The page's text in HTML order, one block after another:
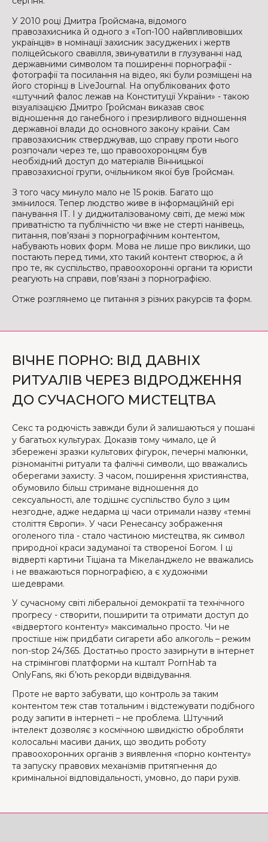
У 2010 році Дмитра Гройсмана, відомого
правозахисника й одного з «Топ-100 найвпливовіших
українців» в номінації захисник засуджених і жертв
поліцейського свавілля, звинуватили в глузуванні над
державними символом та поширенні порнографії -
фотографії та посилання на відео, які були розміщені на
його сторінці в LiveJournal. На опублікованих фото
«штучний фалос лежав на Конституції України» - такою
візуалізацією Дмитро Гройсман виказав своє
відношення до ганебного і презирливого відношення
державної влади до основного закону країни. Сам
правозахисник стверджував, що справу проти нього
розпочали через те, що правоохоронцям був
необхідний доступ до матеріалів Вінницької
правозахисної групи, очільником якої був Гройсман.
З того часу минуло мало не 15 років. Багато що
змінилося. Тепер людство живе в інформаційній ері
панування ІТ. І у диджиталізованому світі, де межі між
приватністю та публічністю чи вже не стерті нанівець,
питання, пов’язані з порнографічним контентом,
набувають нових форм. Мова не лише про виклики, що
постають перед тими, хто такий контент створює, а й
про те, як суспільство, правоохоронні органи та юристи
реагують на справи, пов’язані з порнографією.
Отже розглянемо це питання з різних ракурсів та форм.
ВІЧНЕ ПОРНО: ВІД ДАВНІХ
РИТУАЛІВ ЧЕРЕЗ ВІДРОДЖЕННЯ
ДО СУЧАСНОГО МИСТЕЦТВА
Секс та родючість завжди були й залишаються у пошані
у багатьох культурах. Доказів тому чимало, це й
збережені зразки культових фігурок, печерні малюнки,
різноманітні ритуали та фалічні символи, що вважались
оберегами захисту. З часом, поширення християнства,
обумовило більш стримане відношення до
сексуальності, але тодішнє суспільство було з цим
незгодне, адже недарма ці часи отримали назву «темні
століття Європи». У часи Ренесансу зображення
оголеного тіла - стало частиною мистецтва, як символ
природної краси задуманої та створеної Богом. І ці
відверті картини Тіціана та Мікеланджело не вважались
і не вважаються порнографією, а є художніми
шедеврами.
У сучасному світі ліберальної демократії та технічного
прогресу - створити, поширити та отримати доступ до
«відвертого контенту» максимально просто. Чи не
простіше ніж придбати сигарети або алкоголь – режим
non-stop 24/365. Достатньо просто зазирнути в інтернет
на стрімінгові платформи на кшталт PornHab та
OnlyFans, які б’ють рекорди відвідування.
Проте не варто забувати, що контроль за таким
контентом теж став тотальним і відстежувати подібного
роду запити в інтернеті – не проблема. Штучний
інтелект дозволяє з космічною швидкістю обробляти
колосальні масиви даних, що зводить роботу
правоохоронних органів з виявлення «порно контенту»
та запуску правових механізмів притягнення до
кримінальної відповідальності, умовно, до пари рухів.